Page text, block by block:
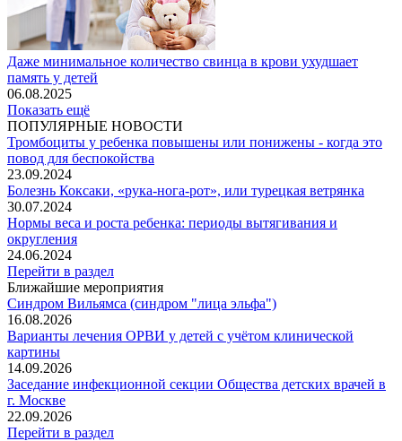
Даже минимальное количество свинца в крови ухудшает
память у детей
06.08.2025
Показать ещё
ПОПУЛЯРНЫЕ НОВОСТИ
Тромбоциты у ребенка повышены или понижены - когда это
повод для беспокойства
23.09.2024
Болезнь Коксаки, «рука-нога-рот», или турецкая ветрянка
30.07.2024
Нормы веса и роста ребенка: периоды вытягивания и
округления
24.06.2024
Перейти в раздел
Ближайшие мероприятия
Синдром Вильямса (синдром "лица эльфа")
16.08.2026
Варианты лечения ОРВИ у детей с учётом клинической
картины
14.09.2026
Заседание инфекционной секции Общества детских врачей в
г. Москве
22.09.2026
Перейти в раздел